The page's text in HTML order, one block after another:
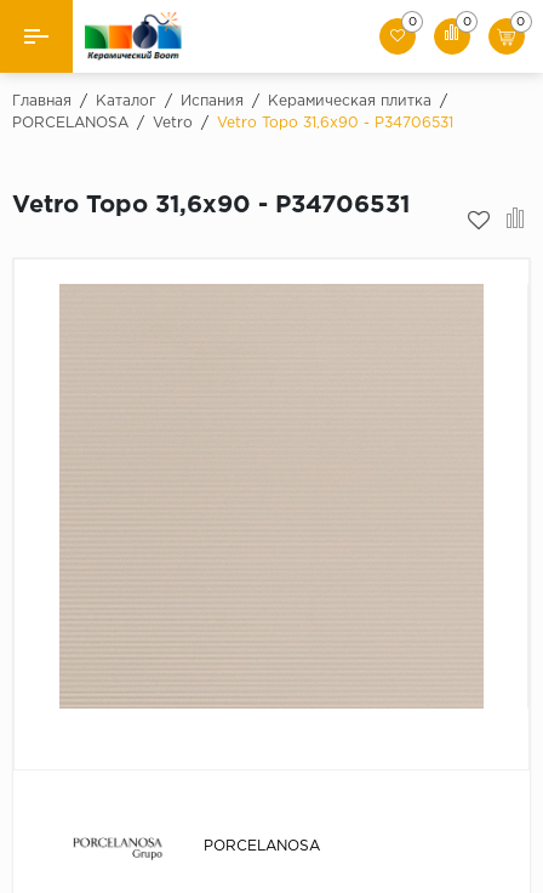
Назад
Керамическая плитка
0 0 0
Главная / Каталог / Испания / Керамическая плитка
/
PORCELANOSA
/ Vetro / Vetro Topo 31,6x90 - P34706531
Vetro Topo 31,6x90 - P34706531
PORCELANOSA